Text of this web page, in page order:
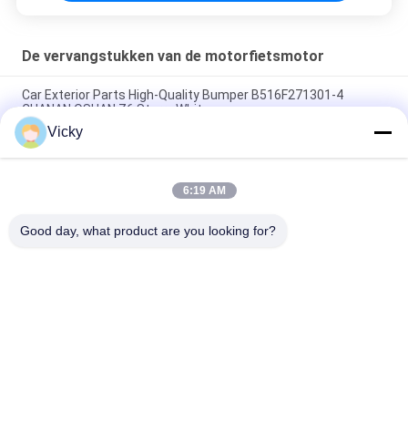
De vervangstukken van de motorfietsmotor
Car Exterior Parts High-Quality Bumper B516F271301-4
CHANAN OSHAN​ Z6 Starry White
Startmotor Honda EX5 Motorfiets motor onderdelen
goedkoop groothandel met hoge prestaties
Motorfietsversteker voor CPR8EAIX-9 China Leveranciers
Vicky
6:19 AM
Good day, what product are you looking for?